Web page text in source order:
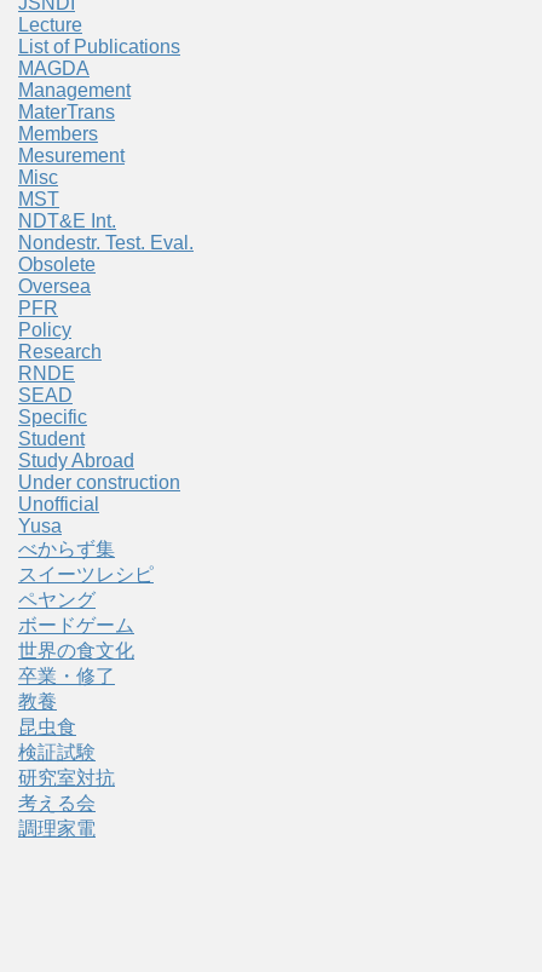
Lecture
List of Publications
MAGDA
Management
MaterTrans
Members
Mesurement
Misc
MST
NDT&E Int.
Nondestr. Test. Eval.
Obsolete
Oversea
PFR
Policy
Research
RNDE
SEAD
Specific
Student
Study Abroad
Under construction
Unofficial
Yusa
べからず集
スイーツレシピ
ペヤング
ボードゲーム
世界の食文化
卒業・修了
教養
昆虫食
検証試験
研究室対抗
考える会
調理家電